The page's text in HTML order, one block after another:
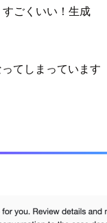
ごくいい！生成
てしまっています